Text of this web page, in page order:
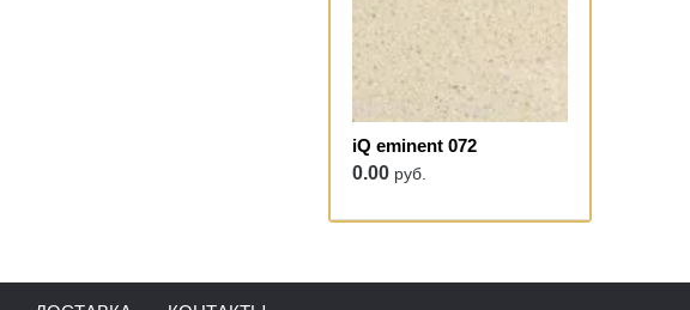
iQ eminent 072
0.00 руб.